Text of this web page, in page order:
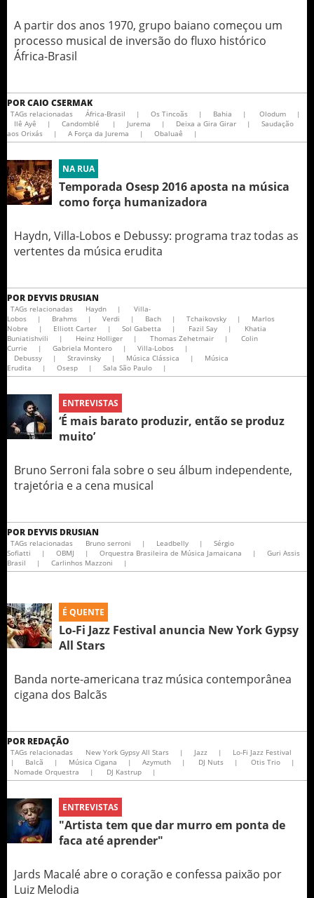
A partir dos anos 1970, grupo baiano começou um
processo musical de inversão do fluxo histórico
África-Brasil
PORCAIO CSERMAK
TAGs relacionadas África-Brasil | Os Tincoãs | Bahia | Olodum
|
Ilê Ayê
| Candomblé | Jurema | Deixa a Gira Girar |
Saudação
aos Orixás
| A Força da Jurema | Obaluaê |
NA RUA
Temporada Osesp 2016 aposta na música
como força humanizadora
Haydn, Villa-Lobos e Debussy: programa traz todas as
vertentes da música erudita
POR DEYVIS DRUSIAN
TAGs relacionadas Haydn |
Villa-
Lobos
| Brahms | Verdi | Bach | Tchaikovsky |
Marlos
Nobre
| Elliott Carter | Sol Gabetta | Fazil Say |
Khatia
Buniatishvili
| Heinz Holliger | Thomas Zehetmair |
Colin
Currie
| Gabriela Montero | Villa-Lobos
|
Debussy
| Stravinsky | Música Clássica |
Música
Erudita
| Osesp | Sala São Paulo |
ENTREVISTAS
‘É mais barato produzir, então se produz
muito’
Bruno Serroni fala sobre o seu álbum independente,
trajetória e a cena musical
POR DEYVIS DRUSIAN
TAGs relacionadas Bruno serroni | Leadbelly |
Sérgio
Sofiatti
| OBMJ | Orquestra Brasileira de Música Jamaicana |
Guri Assis
Brasil
| Carlinhos Mazzoni |
É QUENTE
Lo-Fi Jazz Festival anuncia New York Gypsy
All Stars
Banda norte-americana traz música contemporânea
cigana dos Balcãs
POR REDAÇÃO
TAGs relacionadas New York Gypsy All Stars | Jazz |
Lo-Fi Jazz Festival
|
Balcã | Música Cigana | Azymuth | DJ Nuts | Otis Trio
|
Nomade Orquestra
| DJ Kastrup |
ENTREVISTAS
"Artista tem que dar murro em ponta de
faca até aprender"
Jards Macalé abre o coração e confessa paixão por
Luiz Melodia